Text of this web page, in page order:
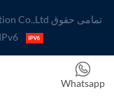
| پشتیبانی از شبکه IPv6
Whatsapp